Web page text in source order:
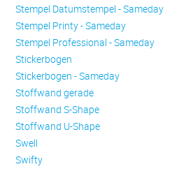
Stempel Datumstempel - Sameday
Stempel Printy - Sameday
Stempel Professional - Sameday
Stickerbogen
Stickerbogen - Sameday
Stoffwand gerade
Stoffwand S-Shape
Stoffwand U-Shape
Swell
Swifty